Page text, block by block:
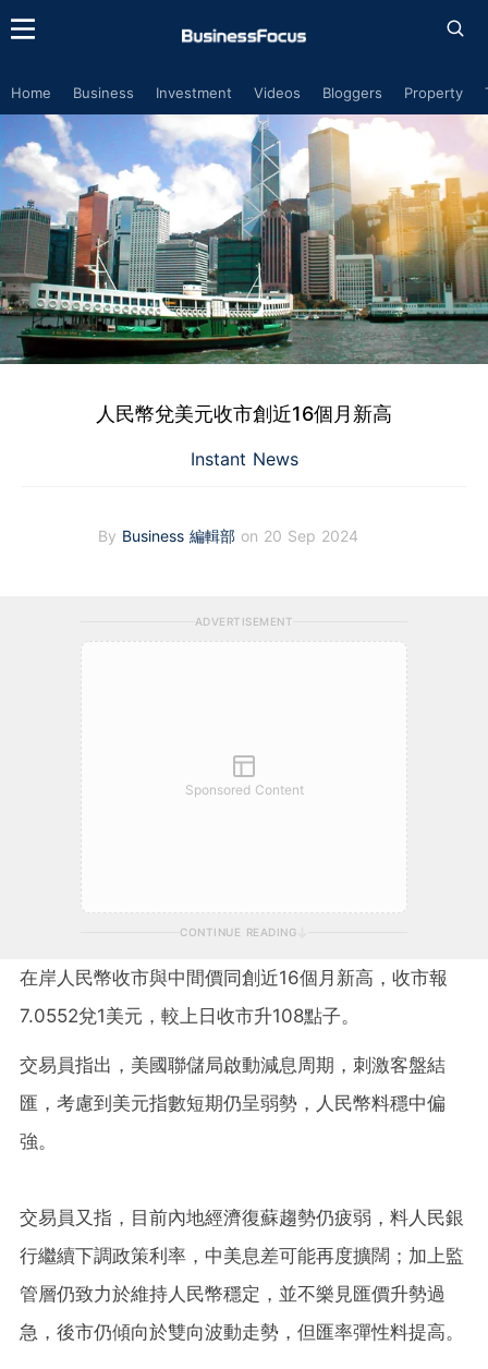
Home Business Investment Videos Bloggers Property
人民幣兌美元收市創近16個月新高
Instant News
By Business 編輯部 on 20 Sep 2024
ADVERTISEMENT
Sponsored Content
CONTINUE READING
在岸人民幣收市與中間價同創近16個月新高，收市報
7.0552兌1美元，較上日收市升108點子。
交易員指出，美國聯儲局啟動減息周期，刺激客盤結
匯，考慮到美元指數短期仍呈弱勢，人民幣料穩中偏
強。
交易員又指，目前內地經濟復蘇趨勢仍疲弱，料人民銀
行繼續下調政策利率，中美息差可能再度擴闊；加上監
管層仍致力於維持人民幣穩定，並不樂見匯價升勢過
急，後市仍傾向於雙向波動走勢，但匯率彈性料提高。